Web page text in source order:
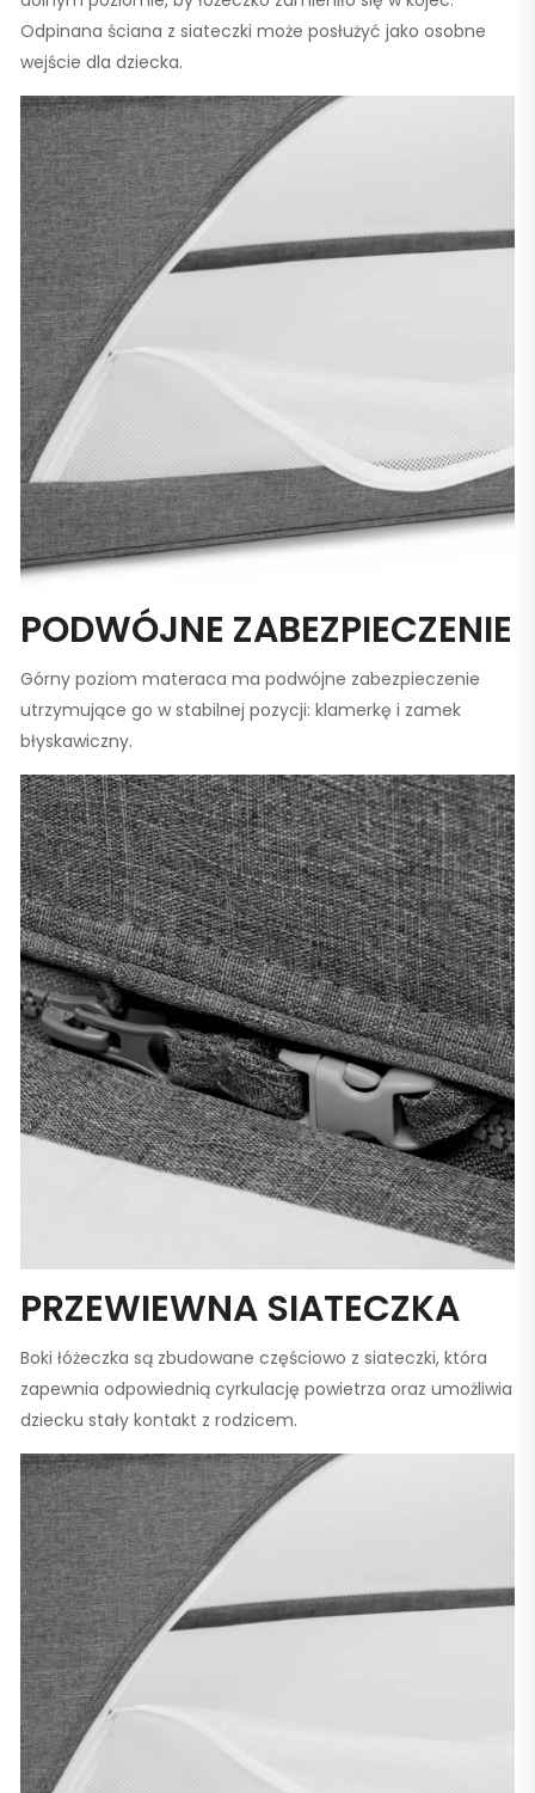
Odpinana ściana z siateczki może posłużyć jako osobne
wejście dla dziecka.
PODWÓJNE ZABEZPIECZENIE
Górny poziom materaca ma podwójne zabezpieczenie
utrzymujące go w stabilnej pozycji: klamerkę i zamek
błyskawiczny.
PRZEWIEWNA SIATECZKA
Boki łóżeczka są zbudowane częściowo z siateczki, która
zapewnia odpowiednią cyrkulację powietrza oraz umożliwia
dziecku stały kontakt z rodzicem.